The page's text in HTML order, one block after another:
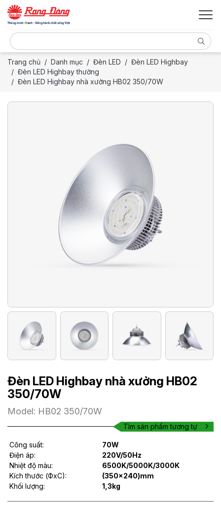
Trang chủ Danh mục Đèn LED
Đèn LED Highbay
Đèn LED Highbay thường
Đèn LED Highbay nhà xưởng HB02 350/70W
Đèn LED Highbay nhà xưởng HB02
350/70W
Model: HB02 350/70W
Tìm sản phẩm tương tự
Công suất:
70W
Điện áp:
220V/50Hz
Nhiệt độ màu:
6500K/5000K/3000K
Kích thước (ФxC):
(350x240)mm
Khối lượng:
1,3kg